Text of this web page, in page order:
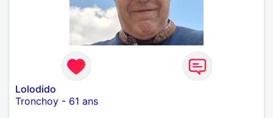
Lolodido
Tronchoy - 61 ans